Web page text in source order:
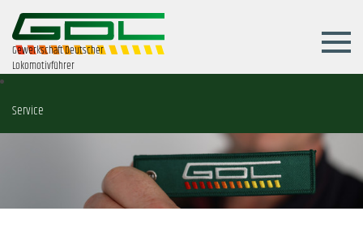
Gewerkschaft Deutscher
Lokomotivführer
Service